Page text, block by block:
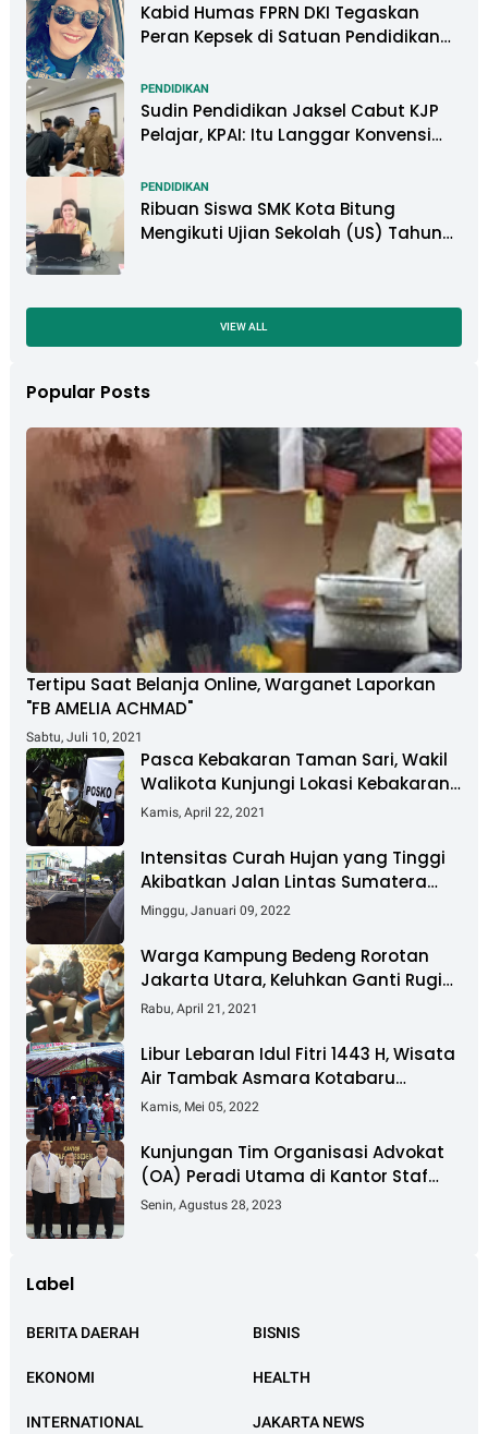
Kabid Humas FPRN DKI Tegaskan
Peran Kepsek di Satuan Pendidikan
PENDIDIKAN
Sudin Pendidikan Jaksel Cabut KJP
Pelajar, KPAI: Itu Langgar Konvensi
PENDIDIKAN
Ribuan Siswa SMK Kota Bitung
Mengikuti Ujian Sekolah (US) Tahun
VIEW ALL
Popular Posts
Tertipu Saat Belanja Online, Warganet Laporkan
"FB AMELIA ACHMAD"
Sabtu, Juli 10, 2021
Pasca Kebakaran Taman Sari, Wakil
Walikota Kunjungi Lokasi Kebakaran
Dan Salurkan Bantuan
Kamis, April 22, 2021
Intensitas Curah Hujan yang Tinggi
Akibatkan Jalan Lintas Sumatera
Nyaris Putus
Minggu, Januari 09, 2022
Warga Kampung Bedeng Rorotan
Jakarta Utara, Keluhkan Ganti Rugi
Pembebasan Lahan Tol Cibitung -
Rabu, April 21, 2021
Libur Lebaran Idul Fitri 1443 H, Wisata
Air Tambak Asmara Kotabaru
Dipadati Ribuan Pengunjung
Kamis, Mei 05, 2022
Kunjungan Tim Organisasi Advokat
(OA) Peradi Utama di Kantor Staf
Kepresidenan RI Istana Negara
Senin, Agustus 28, 2023
Label
BERITA DAERAH BISNIS
EKONOMI HEALTH
INTERNATIONAL JAKARTA NEWS